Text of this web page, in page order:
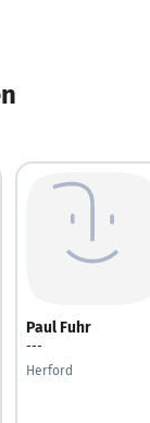
Paul Fuhr
---
Herford